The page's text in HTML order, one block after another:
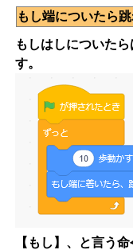
もし端についたら
もしはしについた
す。
【もし】、と言う